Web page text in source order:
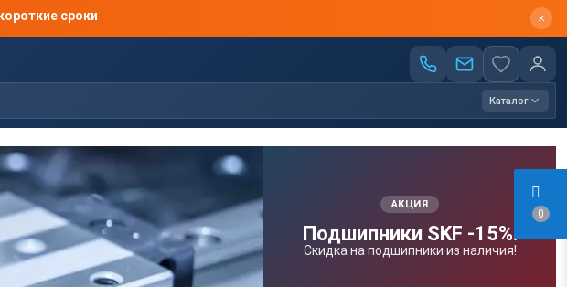
0
сроки
Каталог
АКЦИЯ
Подшипники SKF -15%!
Скидка на подшипники из наличия!